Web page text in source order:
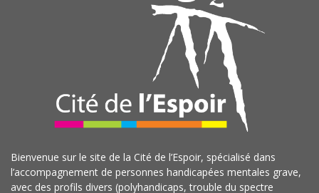
Bienvenue sur le site de la Cité de l’Espoir, spécialisé dans
l’accompagnement de personnes handicapées mentales grave,
avec des profils divers (polyhandicaps, trouble du spectre